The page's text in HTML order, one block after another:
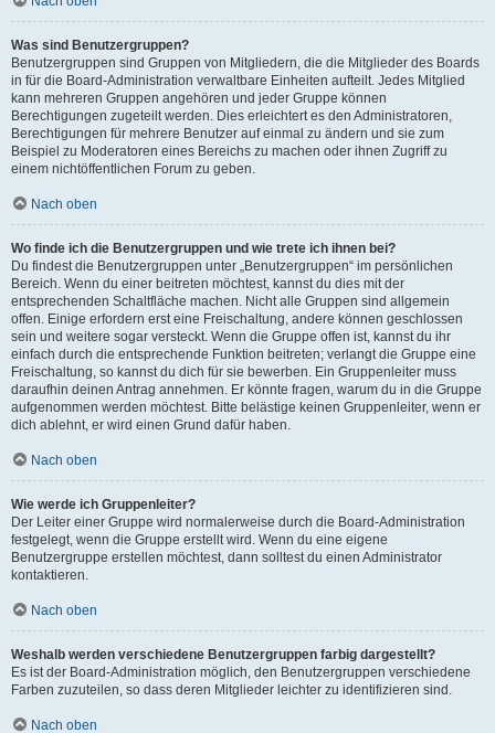
Was sind Benutzergruppen?
Benutzergruppen sind Gruppen von Mitgliedern, die die Mitglieder des Boards
in für die Board-Administration verwaltbare Einheiten aufteilt. Jedes Mitglied
kann mehreren Gruppen angehören und jeder Gruppe können
Berechtigungen zugeteilt werden. Dies erleichtert es den Administratoren,
Berechtigungen für mehrere Benutzer auf einmal zu ändern und sie zum
Beispiel zu Moderatoren eines Bereichs zu machen oder ihnen Zugriff zu
einem nichtöffentlichen Forum zu geben.
Nach oben
Wo finde ich die Benutzergruppen und wie trete ich ihnen bei?
Du findest die Benutzergruppen unter „Benutzergruppen“ im persönlichen
Bereich. Wenn du einer beitreten möchtest, kannst du dies mit der
entsprechenden Schaltfläche machen. Nicht alle Gruppen sind allgemein
offen. Einige erfordern erst eine Freischaltung, andere können geschlossen
sein und weitere sogar versteckt. Wenn die Gruppe offen ist, kannst du ihr
einfach durch die entsprechende Funktion beitreten; verlangt die Gruppe eine
Freischaltung, so kannst du dich für sie bewerben. Ein Gruppenleiter muss
daraufhin deinen Antrag annehmen. Er könnte fragen, warum du in die Gruppe
aufgenommen werden möchtest. Bitte belästige keinen Gruppenleiter, wenn er
dich ablehnt, er wird einen Grund dafür haben.
Nach oben
Wie werde ich Gruppenleiter?
Der Leiter einer Gruppe wird normalerweise durch die Board-Administration
festgelegt, wenn die Gruppe erstellt wird. Wenn du eine eigene
Benutzergruppe erstellen möchtest, dann solltest du einen Administrator
kontaktieren.
Nach oben
Weshalb werden verschiedene Benutzergruppen farbig dargestellt?
Es ist der Board-Administration möglich, den Benutzergruppen verschiedene
Farben zuzuteilen, so dass deren Mitglieder leichter zu identifizieren sind.
Nach oben